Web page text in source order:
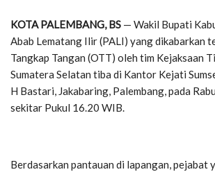
KOTA PALEMBANG, BS — Wakil Bupati
Abab Lematang Ilir (PALI) yang dikabarkan
Tangkap Tangan (OTT) oleh tim Kejaksaan
Sumatera Selatan tiba di Kantor Kejati
H Bastari, Jakabaring, Palembang, pada
sekitar Pukul 16.20 WIB.
Berdasarkan pantauan di lapangan, pejabat